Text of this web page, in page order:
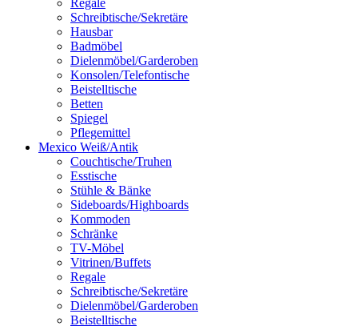
Schreibtische/Sekretäre
Hausbar
Badmöbel
Dielenmöbel/Garderoben
Konsolen/Telefontische
Beistelltische
Betten
Spiegel
Pflegemittel
Mexico Weiß/Antik
Couchtische/Truhen
Esstische
Stühle & Bänke
Sideboards/Highboards
Kommoden
Schränke
TV-Möbel
Vitrinen/Buffets
Regale
Schreibtische/Sekretäre
Dielenmöbel/Garderoben
Beistelltische